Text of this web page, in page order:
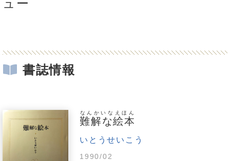
ュー
書誌情報
難解な絵本
なんかいなえほん
いとうせいこう
1990/02